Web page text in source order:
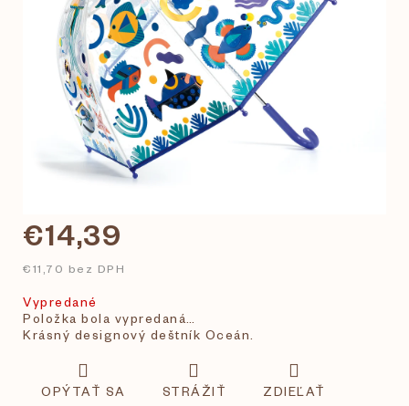
€14,39
€11,70 bez DPH
Vypredané
Položka bola vypredaná…
Krásný designový deštník Oceán.
OPÝTAŤ SA STRÁŽIŤ ZDIEĽAŤ